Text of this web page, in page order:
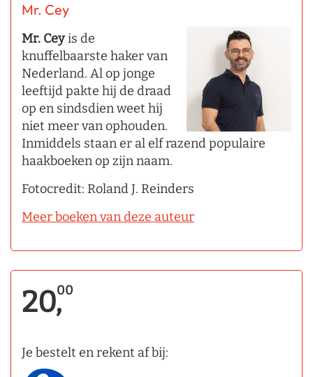
Mr. Cey
Mr. Ceyis de
knuffelbaarste haker van
Nederland. Al op jonge
leeftijd pakte hij de draad
op en sindsdien weet hij
niet meer van ophouden.
Inmiddels staan er al elf razend populaire
haakboeken op zijn naam.
Fotocredit: Roland J. Reinders
Meer boeken van deze auteur
20,00
Je bestelt en rekent af bij: